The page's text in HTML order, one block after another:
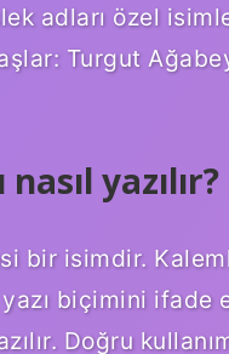
adları özel
Turgut
yazılır?
bir isimdir.
biçimini ifade
Doğru